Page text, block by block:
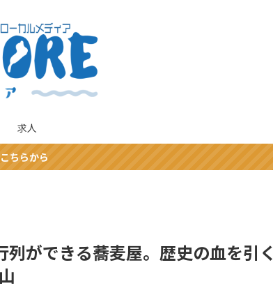
求人
ちらから
ができる蕎麦屋。歴史の血を引く